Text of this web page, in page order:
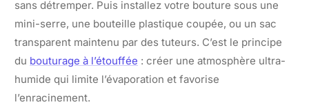
sans détremper. Puis installez votre bouture sous une
mini-serre, une bouteille plastique coupée, ou un sac
transparent maintenu par des tuteurs. C’est le principe
du bouturage à l’étouffée : créer une atmosphère ultra-
humide qui limite l’évaporation et favorise
l’enracinement.